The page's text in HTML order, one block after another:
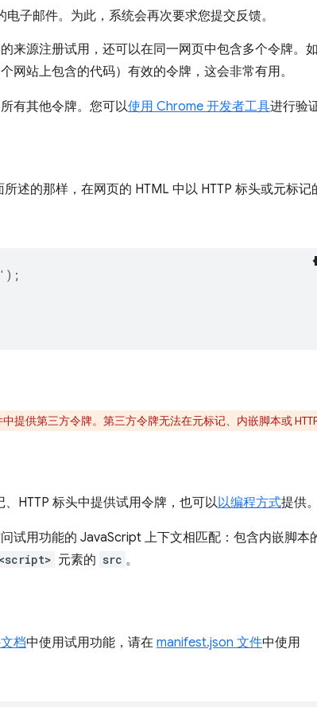
子邮件。为此，系统会再次要求您提交反馈。
来源注册试用，还可以在同一网页中包含多个令牌。
网站上包含的代码）有效的令牌，这会非常有用。
有其他令牌。您可以使用 Chrome 开发者工具进行验
述的那样，在网页的 HTML 中以 HTTP 标头或元标记
);
提供第三方令牌。第三方令牌无法在元标记、内嵌脚本或 HTTP
HTTP 标头中提供试用令牌，也可以以编程方式提供。
试用功能的 JavaScript 上下文相匹配：包含内嵌脚本
<script> 元素的 src 。
档中使用试用功能，请在 manifest.json 文件中使用